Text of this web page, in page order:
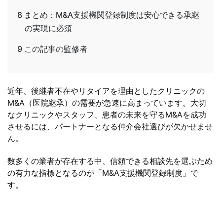
8 まとめ：M&A支援機関登録制度は安心できる承継
の実現に必須
9 この記事の監修者
近年、後継者不在やリタイアを理由としたクリニックの
M&A（医院継承）の需要が急速に高まっています。大切
なクリニックやスタッフ、患者の未来を守るM&Aを成功
させるには、パートナーとなる仲介会社選びが欠かせませ
ん。
数多くの業者が存在する中、信頼できる相談先を選ぶため
の有力な指標となるのが「M&A支援機関登録制度」で
す。